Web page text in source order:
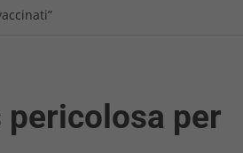
pericolosa per